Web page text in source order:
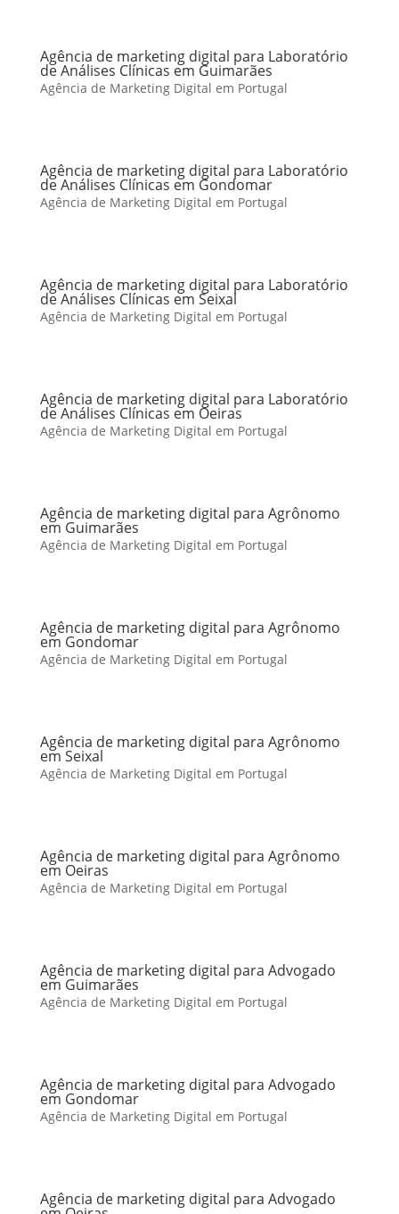
Agência de marketing digital para Laboratório
de Análises Clínicas em Guimarães
Agência de Marketing Digital em Portugal
Agência de marketing digital para Laboratório
de Análises Clínicas em Gondomar
Agência de Marketing Digital em Portugal
Agência de marketing digital para Laboratório
de Análises Clínicas em Seixal
Agência de Marketing Digital em Portugal
Agência de marketing digital para Laboratório
de Análises Clínicas em Oeiras
Agência de Marketing Digital em Portugal
Agência de marketing digital para Agrônomo
em Guimarães
Agência de Marketing Digital em Portugal
Agência de marketing digital para Agrônomo
em Gondomar
Agência de Marketing Digital em Portugal
Agência de marketing digital para Agrônomo
em Seixal
Agência de Marketing Digital em Portugal
Agência de marketing digital para Agrônomo
em Oeiras
Agência de Marketing Digital em Portugal
Agência de marketing digital para Advogado
em Guimarães
Agência de Marketing Digital em Portugal
Agência de marketing digital para Advogado
em Gondomar
Agência de Marketing Digital em Portugal
Agência de marketing digital para Advogado